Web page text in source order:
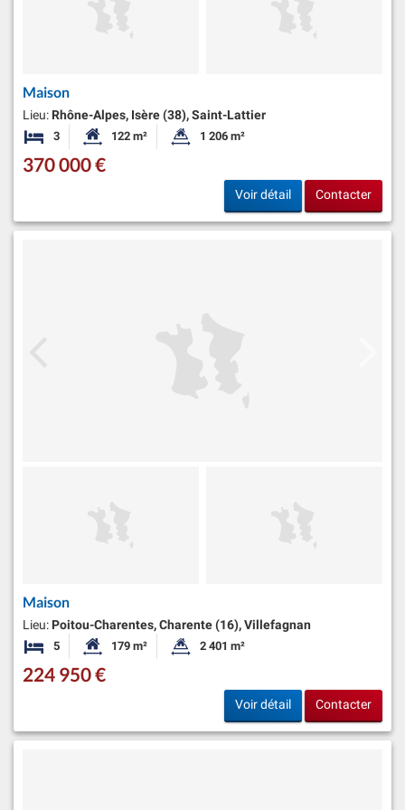
Maison
Lieu: Rhône-Alpes, Isère (38), Saint-Lattier
3 Chambres Surface habitable:
122 m² Superficie du terrain:
1 206 m²
370 000 €
Voir détail Contacter
Maison
Lieu: Poitou-Charentes, Charente (16), Villefagnan
5 Chambres Surface habitable:
179 m² Superficie du terrain:
2 401 m²
224 950 €
Voir détail Contacter